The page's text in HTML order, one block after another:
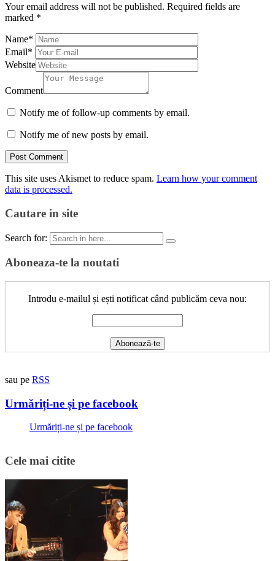
Your email address will not be published. Required fields are
marked *
Name*
Email*
Website
Comment
Notify me of follow-up comments by email.
Notify me of new posts by email.
This site uses Akismet to reduce spam. Learn how your comment
data is processed.
Cautare in site
Search for:
Aboneaza-te la noutati
Introdu e-mailul și ești notificat când publicăm ceva nou:
sau pe RSS
Urmăriți-ne și pe facebook
Urmăriți-ne și pe facebook
Cele mai citite